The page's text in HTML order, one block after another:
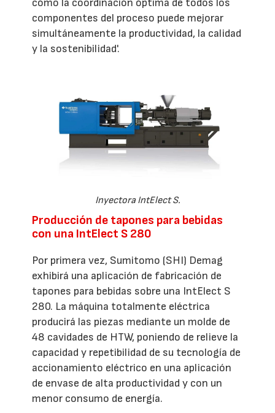
componentes del proceso puede mejorar
simultáneamente la productividad, la calidad
y la sostenibilidad'.
Inyectora IntElect S.
Producción de tapones para bebidas
con una IntElect S 280
Por primera vez, Sumitomo (SHI) Demag
exhibirá una aplicación de fabricación de
tapones para bebidas sobre una IntElect S
280. La máquina totalmente eléctrica
producirá las piezas mediante un molde de
48 cavidades de HTW, poniendo de relieve la
capacidad y repetibilidad de su tecnología de
accionamiento eléctrico en una aplicación
de envase de alta productividad y con un
menor consumo de energía.